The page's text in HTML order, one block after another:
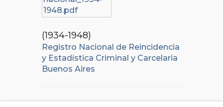
(1934-1948)
Registro Nacional de Reincidencia
y Estadística Criminal y Carcelaria
Buenos Aires